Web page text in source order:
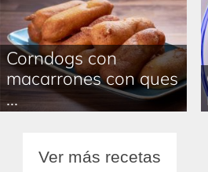
Corndogs con
macarrones con ques
...
Ver más recetas